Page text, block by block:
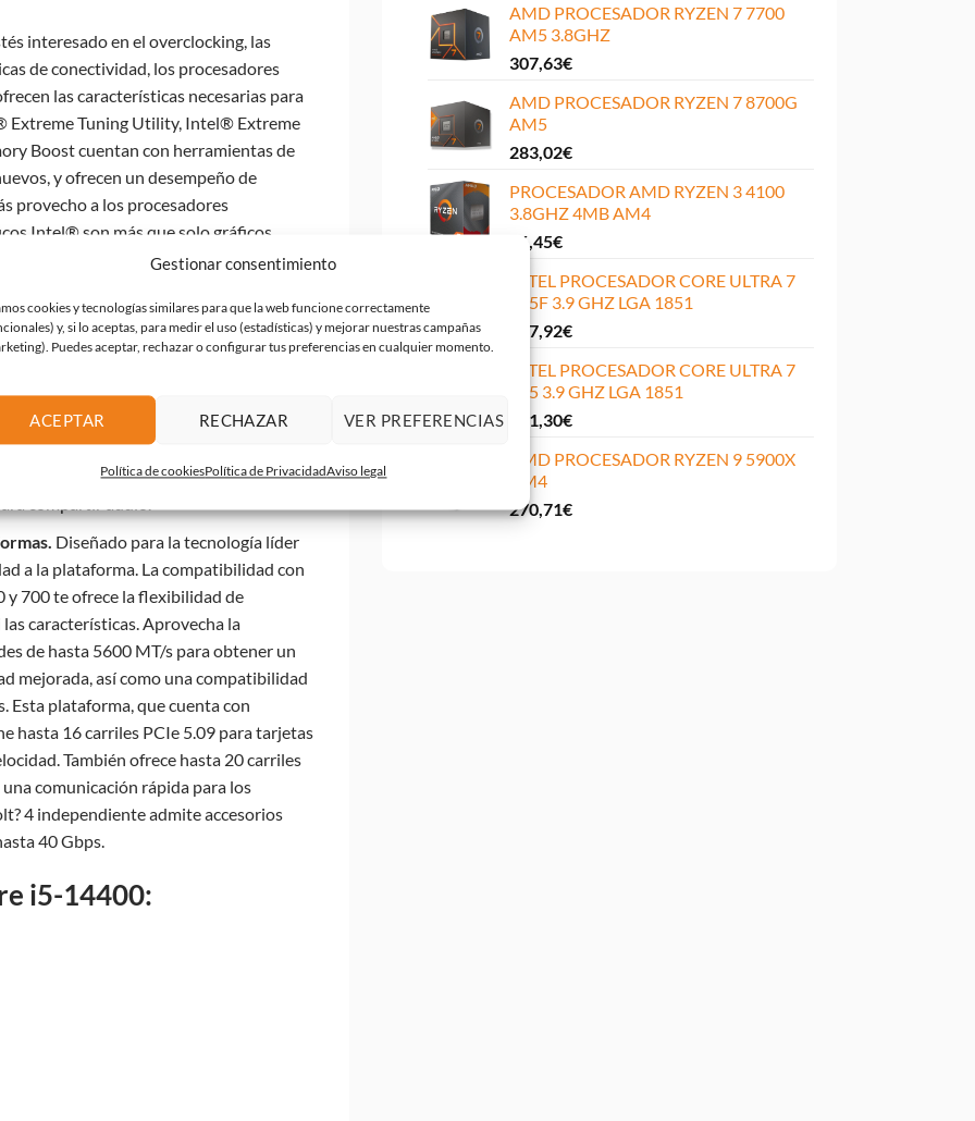
Gestionar consentimiento
cookies y tecnologías similares para que la web funcione correctamente
y, si lo aceptas, para medir el uso (estadísticas) y mejorar nuestras campañas
Puedes aceptar, rechazar o configurar tus preferencias en cualquier momento.
ACEPTAR RECHAZAR VER PREFERENCIAS
Política de cookiesPolítica de PrivacidadAviso legal
interesado en el overclocking, las
de conectividad, los procesadores
las características necesarias para
Extreme Tuning Utility, Intel® Extreme
Boost cuentan con herramientas de
y ofrecen un desempeño de
provecho a los procesadores
Intel® son más que solo gráficos
de la próxima generación. Con
con arquitectura Xe. Admite
8K HDR y posee compatibilidad
de procesadores admite Intel® Wi-Fi
la innovación del Wi-Fi 6 y Wi-Fi 6E no
sino también para mejorar
y la confiabilidad para usos futuros que
Aprovecha la compatibilidad con
estéreo inalámbrico, sonido de
compartir audio.
Diseñado para la tecnología líder
a la plataforma. La compatibilidad con
y 700 te ofrece la flexibilidad de
características. Aprovecha la
de hasta 5600 MT/s para obtener un
mejorada, así como una compatibilidad
Esta plataforma, que cuenta con
hasta 16 carriles PCIe 5.09 para tarjetas
También ofrece hasta 20 carriles
comunicación rápida para los
4 independiente admite accesorios
40 Gbps.
i5-14400:
AMD PROCESADOR RYZEN 7 7700
AM5 3.8GHZ
307,63€
AMD PROCESADOR RYZEN 7 8700G
AM5
283,02€
PROCESADOR AMD RYZEN 3 4100
3.8GHZ 4MB AM4
66,45€
INTEL PROCESADOR CORE ULTRA 7
265F 3.9 GHZ LGA 1851
367,92€
INTEL PROCESADOR CORE ULTRA 7
265 3.9 GHZ LGA 1851
391,30€
AMD PROCESADOR RYZEN 9 5900X
AM4
270,71€